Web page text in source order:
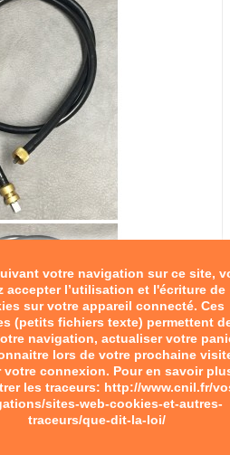
votre navigation sur ce site,
accepter l’utilisation et l'écriture de
sur votre appareil connecté. Ces
(petits fichiers texte) permettent
navigation, actualiser votre
lors de votre prochaine
votre connexion. Pour en savoir
les traceurs: http://www.cnil.fr/
sites-web-cookies-et-autres-
traceurs/que-dit-la-loi/